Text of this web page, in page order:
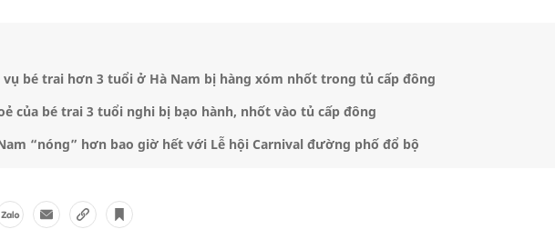
bé trai hơn 3 tuổi ở Hà Nam bị hàng xóm nhốt trong tủ cấp đông
của bé trai 3 tuổi nghi bị bạo hành, nhốt vào tủ cấp đông
“nóng” hơn bao giờ hết với Lễ hội Carnival đường phố đổ bộ